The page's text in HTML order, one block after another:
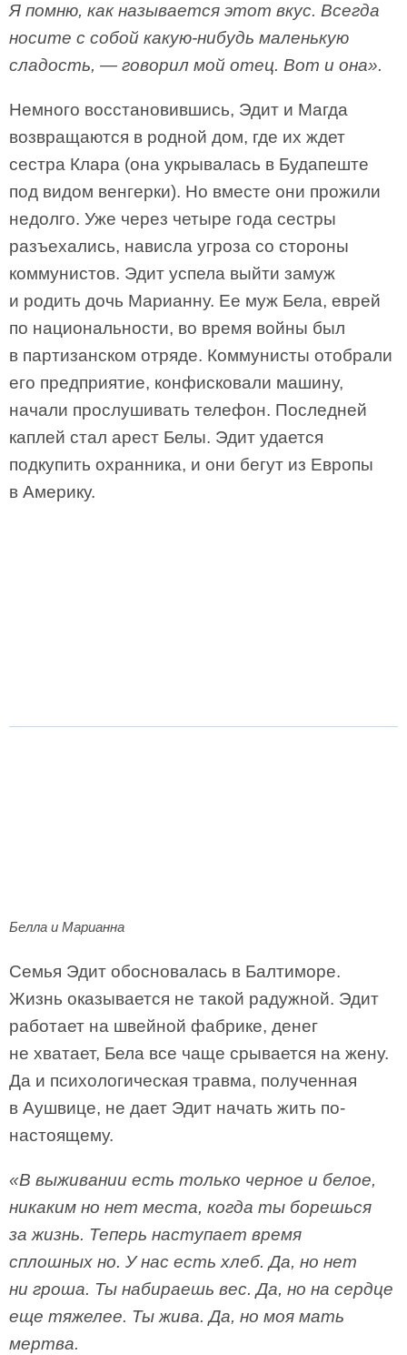
Я помню, как называется этот вкус. Всегда
носите с собой какую-нибудь маленькую
сладость, — говорил мой отец. Вот и она».
Немного восстановившись, Эдит и Магда
возвращаются в родной дом, где их ждет
сестра Клара (она укрывалась в Будапеште
под видом венгерки). Но вместе они прожили
недолго. Уже через четыре года сестры
разъехались, нависла угроза со стороны
коммунистов. Эдит успела выйти замуж
и родить дочь Марианну. Ее муж Бела, еврей
по национальности, во время войны был
в партизанском отряде. Коммунисты отобрали
его предприятие, конфисковали машину,
начали прослушивать телефон. Последней
каплей стал арест Белы. Эдит удается
подкупить охранника, и они бегут из Европы
в Америку.
Белла и Марианна
Семья Эдит обосновалась в Балтиморе.
Жизнь оказывается не такой радужной. Эдит
работает на швейной фабрике, денег
не хватает, Бела все чаще срывается на жену.
Да и психологическая травма, полученная
в Аушвице, не дает Эдит начать жить по-
настоящему.
«В выживании есть только черное и белое,
никаким но нет места, когда ты борешься
за жизнь. Теперь наступает время
сплошных но. У нас есть хлеб. Да, но нет
ни гроша. Ты набираешь вес. Да, но на сердце
еще тяжелее. Ты жива. Да, но моя мать
мертва.